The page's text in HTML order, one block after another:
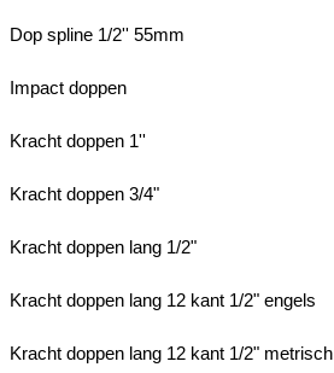
Dop spline 1/2'' 55mm
Impact doppen
Kracht doppen 1''
Kracht doppen 3/4"
Kracht doppen lang 1/2"
Kracht doppen lang 12 kant 1/2" engels
Kracht doppen lang 12 kant 1/2" metrisch